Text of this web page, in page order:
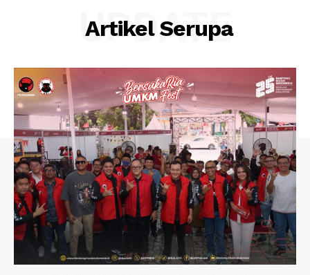
Artikel Serupa
UPDATE